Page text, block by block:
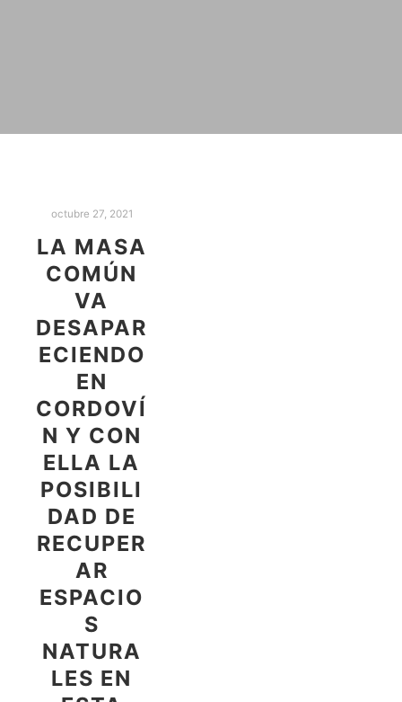
octubre 27, 2021
LA MASA
COMÚN
VA
DESAPAR
ECIENDO
EN
CORDOVÍ
N Y CON
ELLA LA
POSIBILI
DAD DE
RECUPER
AR
ESPACIO
S
NATURA
LES EN